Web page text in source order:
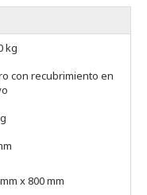
kg
con recubrimiento en
x 800 mm